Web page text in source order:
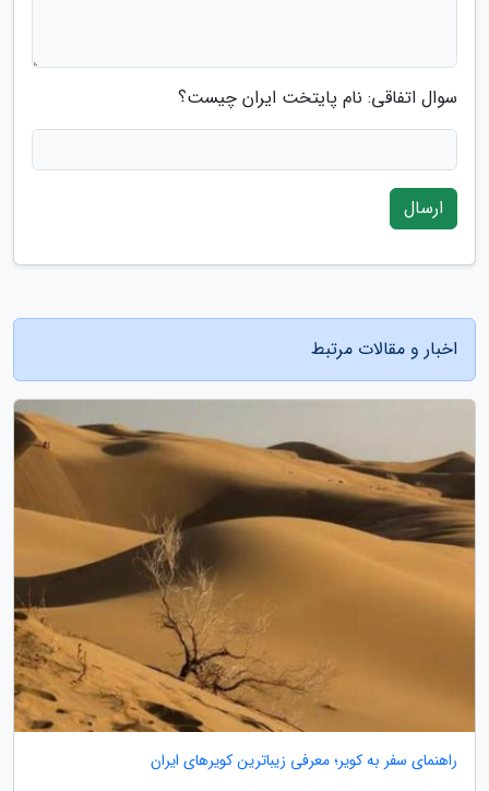
سوال اتفاقی: نام پایتخت ایران چیست؟
ارسال
اخبار و مقالات مرتبط
راهنمای سفر به کویر؛ معرفی زیباترین کویرهای ایران